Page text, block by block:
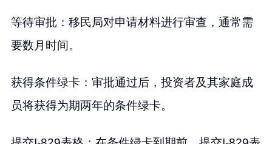
等待审批：移民局对申请材料进行审查，通常需
要数月时间。
获得条件绿卡：审批通过后，投资者及其家庭成
员将获得为期两年的条件绿卡。